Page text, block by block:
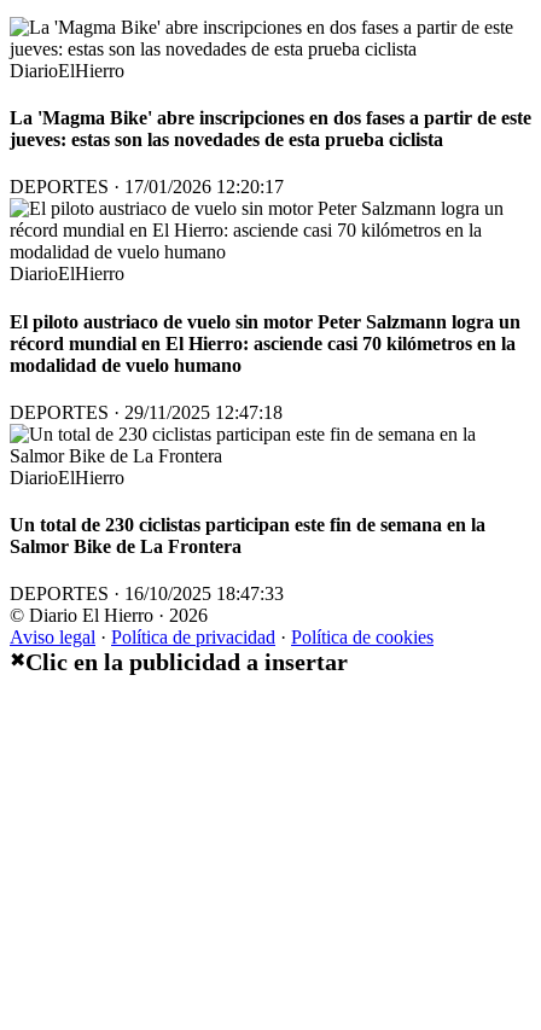
DiarioElHierro
La 'Magma Bike' abre inscripciones en dos fases a partir de este
jueves: estas son las novedades de esta prueba ciclista
DEPORTES · 17/01/2026 12:20:17
DiarioElHierro
El piloto austriaco de vuelo sin motor Peter Salzmann logra un
récord mundial en El Hierro: asciende casi 70 kilómetros en la
modalidad de vuelo humano
DEPORTES · 29/11/2025 12:47:18
DiarioElHierro
Un total de 230 ciclistas participan este fin de semana en la
Salmor Bike de La Frontera
DEPORTES · 16/10/2025 18:47:33
© Diario El Hierro · 2026
Aviso legal · Política de privacidad · Política de cookies
✖Clic en la publicidad a insertar